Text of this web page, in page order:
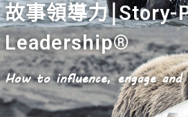
故事領導力￨Story-
Leadership®
How to influence, engage and